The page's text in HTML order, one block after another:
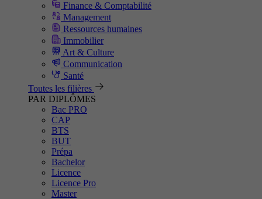
Finance & Comptabilité
Management
Ressources humaines
Immobilier
Art & Culture
Communication
Santé
Toutes les filières
PAR DIPLÔMES
Bac PRO
CAP
BTS
BUT
Prépa
Bachelor
Licence
Licence Pro
Master